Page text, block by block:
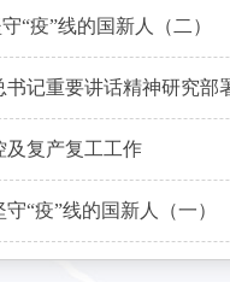
“疫”线的国新人（二）
记重要讲话精神研究部
及复产复工工作
“疫”线的国新人（一）